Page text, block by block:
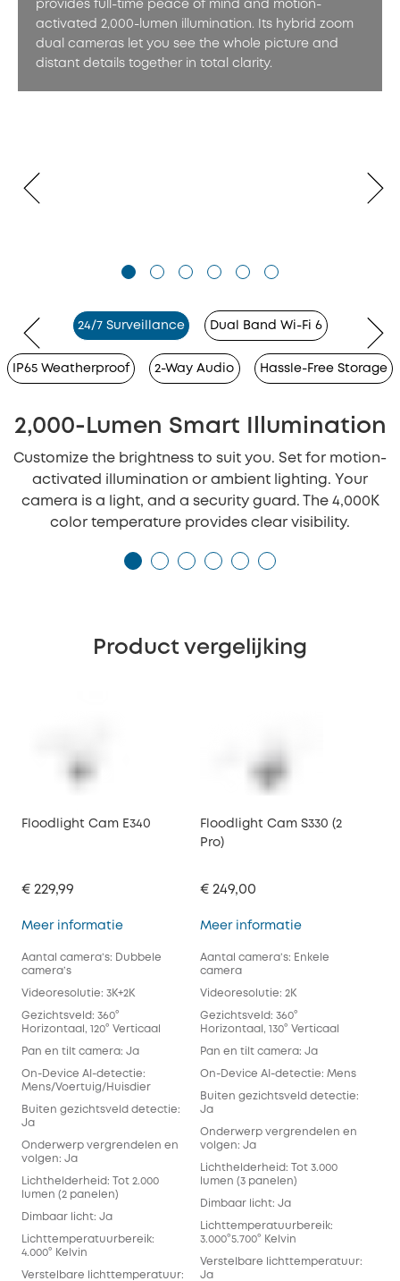
provides full-time peace of mind and motion-
activated 2,000-lumen illumination. Its hybrid zoom
dual cameras let you see the whole picture and
distant details together in total clarity.
24/7 Surveillance Dual Band Wi-Fi 6
IP65 Weatherproof 2-Way Audio Hassle-Free Storage
2,000-Lumen Smart Illumination
Customize the brightness to suit you. Set for motion-
activated illumination or ambient lighting. Your
camera is a light, and a security guard. The 4,000K
color temperature provides clear visibility.
Product vergelijking
Floodlight Cam E340
€ 229,99
Meer informatieFloodlight Cam E340
Aantal camera’s: Dubbele
camera’s
Videoresolutie: 3K+2K
Gezichtsveld: 360°
Horizontaal, 120° Verticaal
Pan en tilt camera: Ja
On-Device AI-detectie:
Mens/Voertuig/Huisdier
Buiten gezichtsveld detectie:
Ja
Onderwerp vergrendelen en
volgen: Ja
Lichthelderheid: Tot 2.000
lumen (2 panelen)
Dimbaar licht: Ja
Lichttemperatuurbereik:
4.000° Kelvin
Verstelbare lichttemperatuur:
Floodlight Cam S330 (2
Pro)
€ 249,00
Meer informatieFloodlight Cam
Aantal camera’s: Enkele
camera
Videoresolutie: 2K
Gezichtsveld: 360°
Horizontaal, 130° Verticaal
Pan en tilt camera: Ja
On-Device AI-detectie: Mens
Buiten gezichtsveld detectie:
Ja
Onderwerp vergrendelen en
volgen: Ja
Lichthelderheid: Tot 3.000
lumen (3 panelen)
Dimbaar licht: Ja
Lichttemperatuurbereik:
3.000°5.700° Kelvin
Verstelbare lichttemperatuur:
Ja